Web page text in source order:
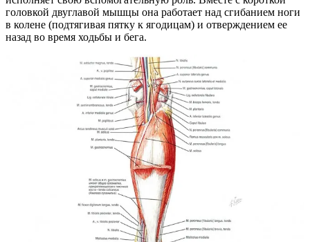
головкой двуглавой мышцы она работает над сгибанием ноги
в колене (подтягивая пятку к ягодицам) и отверждением ее
назад во время ходьбы и бега.